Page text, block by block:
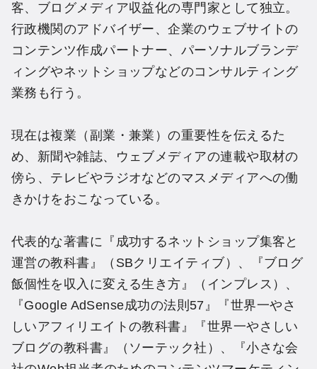
客、ブログメディア収益化の専門家として独立。
行政機関のアドバイザー、企業のウェブサイトの
コンテンツ作成パートナー、パーソナルブランデ
ィングやネットショップなどのコンサルティング
業務も行う。
現在は複業（副業・兼業）の重要性を伝えるた
め、新聞や雑誌、ウェブメディアの連載や取材の
傍ら、テレビやラジオなどのマスメディアへの働
きかけをおこなっている。
代表的な著書に『成功するネットショップ集客と
運営の教科書』（SBクリエイティブ）、『ブログ
飯個性を収入に変える生き方』（インプレス）、
『Google AdSense成功の法則57』『世界一やさ
しいアフィリエイトの教科書』『世界一やさしい
ブログの教科書』（ソーテック社）、『小さな会